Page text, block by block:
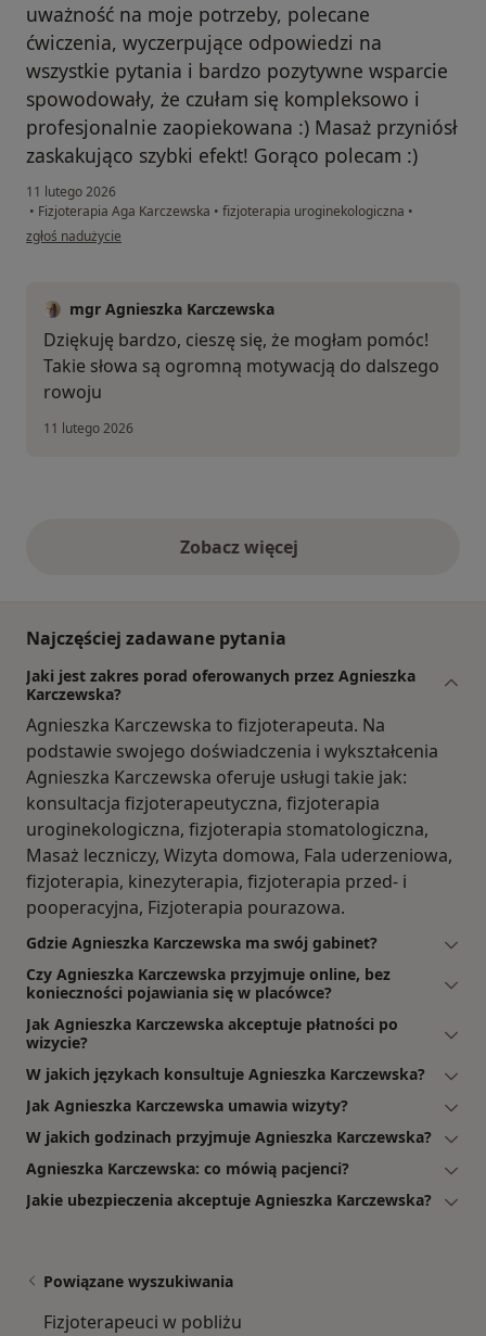
uważność na moje potrzeby, polecane
ćwiczenia, wyczerpujące odpowiedzi na
wszystkie pytania i bardzo pozytywne wsparcie
spowodowały, że czułam się kompleksowo i
profesjonalnie zaopiekowana :) Masaż przyniósł
zaskakująco szybki efekt! Gorąco polecam :)
11 lutego 2026
• Fizjoterapia Aga Karczewska • fizjoterapia uroginekologiczna •
w opinii użytkownika Natalia
zgłoś nadużycie
mgr Agnieszka Karczewska
Dziękuję bardzo, cieszę się, że mogłam pomóc!
Takie słowa są ogromną motywacją do dalszego
rowoju
11 lutego 2026
Zobacz więcejopinie powyżej
Najczęściej zadawane pytania
Jaki jest zakres porad oferowanych przez Agnieszka
Karczewska?
Agnieszka Karczewska to fizjoterapeuta. Na
podstawie swojego doświadczenia i wykształcenia
Agnieszka Karczewska oferuje usługi takie jak:
konsultacja fizjoterapeutyczna, fizjoterapia
uroginekologiczna, fizjoterapia stomatologiczna,
Masaż leczniczy, Wizyta domowa, Fala uderzeniowa,
fizjoterapia, kinezyterapia, fizjoterapia przed- i
pooperacyjna, Fizjoterapia pourazowa.
Gdzie Agnieszka Karczewska ma swój gabinet?
Czy Agnieszka Karczewska przyjmuje online, bez
konieczności pojawiania się w placówce?
Jak Agnieszka Karczewska akceptuje płatności po
wizycie?
W jakich językach konsultuje Agnieszka Karczewska?
Jak Agnieszka Karczewska umawia wizyty?
W jakich godzinach przyjmuje Agnieszka Karczewska?
Agnieszka Karczewska: co mówią pacjenci?
Jakie ubezpieczenia akceptuje Agnieszka Karczewska?
Powiązane wyszukiwania
Fizjoterapeuci w pobliżu